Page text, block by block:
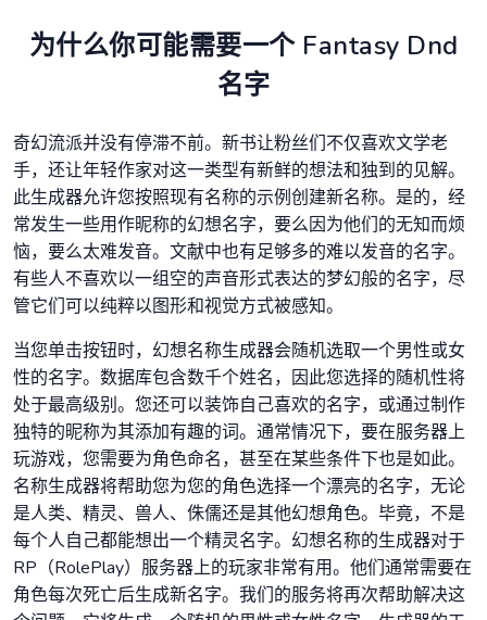
为什么你可能需要一个 Fantasy Dnd
名字
奇幻流派并没有停滞不前。新书让粉丝们不仅喜欢文学老
手，还让年轻作家对这一类型有新鲜的想法和独到的见解。
此生成器允许您按照现有名称的示例创建新名称。是的，经
常发生一些用作昵称的幻想名字，要么因为他们的无知而烦
恼，要么太难发音。文献中也有足够多的难以发音的名字。
有些人不喜欢以一组空的声音形式表达的梦幻般的名字，尽
管它们可以纯粹以图形和视觉方式被感知。
当您单击按钮时，幻想名称生成器会随机选取一个男性或女
性的名字。数据库包含数千个姓名，因此您选择的随机性将
处于最高级别。您还可以装饰自己喜欢的名字，或通过制作
独特的昵称为其添加有趣的词。通常情况下，要在服务器上
玩游戏，您需要为角色命名，甚至在某些条件下也是如此。
名称生成器将帮助您为您的角色选择一个漂亮的名字，无论
是人类、精灵、兽人、侏儒还是其他幻想角色。毕竟，不是
每个人自己都能想出一个精灵名字。幻想名称的生成器对于
RP（RolePlay）服务器上的玩家非常有用。他们通常需要在
角色每次死亡后生成新名字。我们的服务将再次帮助解决这